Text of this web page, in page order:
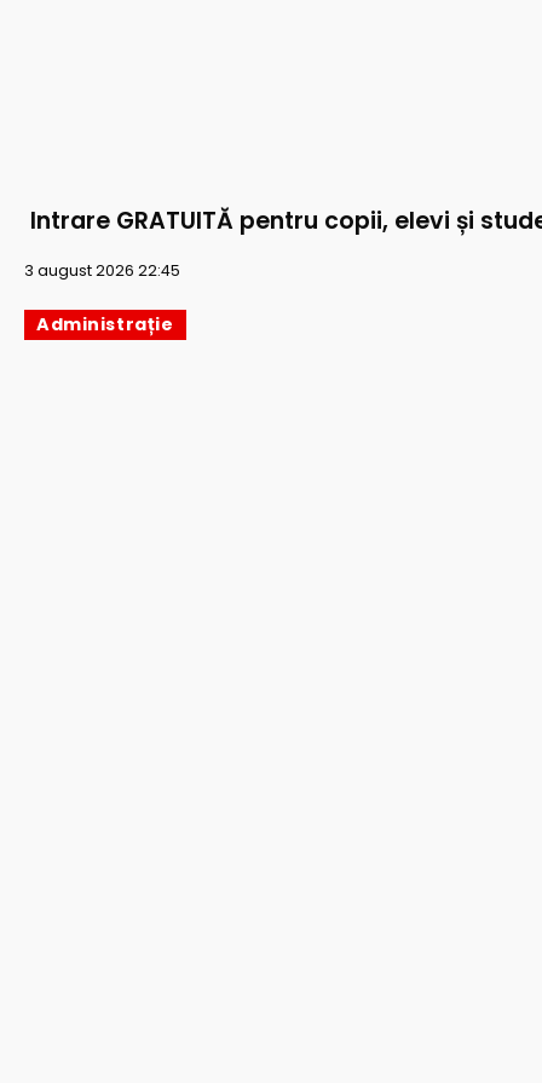
Intrare GRATUITĂ pentru copii, elevi și
3 august 2026 22:45
Administrație